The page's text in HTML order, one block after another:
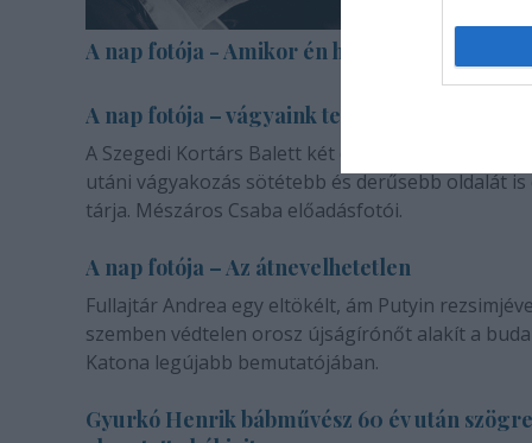
A nap fotója - Amikor én halott voltam
A nap fotója – vágyaink természetéről
A Szegedi Kortárs Balett két darabja a másik ember
utáni vágyakozás sötétebb és derűsebb oldalát is
tárja. Mészáros Csaba előadásfotói.
A nap fotója – Az átnevelhetetlen
Fullajtár Andrea egy eltökélt, ám Putyin
szemben védtelen orosz újságírónőt alakít a
Katona legújabb bemutatójában.
Gyurkó Henrik bábművész 60 év után szögre